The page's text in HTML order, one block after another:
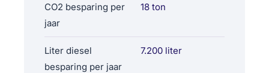
CO2 besparing per
jaar
18 ton
Liter diesel
besparing per jaar
7.200 liter